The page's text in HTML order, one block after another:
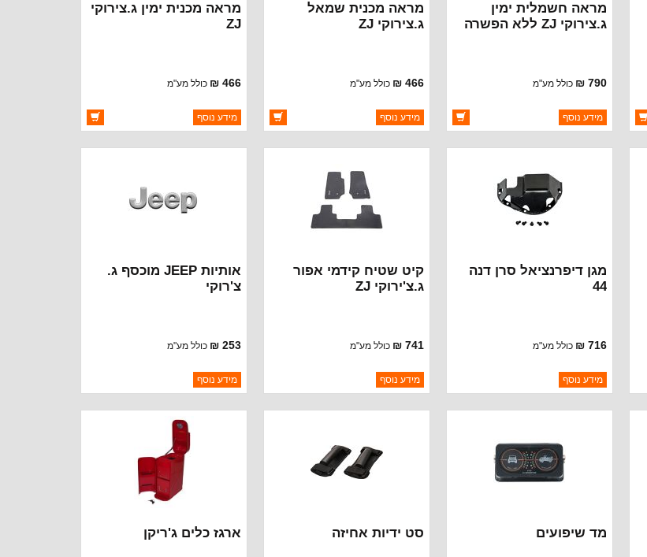
מראה חשמלית ימין
ג.צירוקי ZJ ללא הפשרה
790 ₪ כולל מע"מ
ברקוד: 4883020
יצרן:CROWN AUTOMOTIVE
מידע נוסף
מראה מכנית שמאל
ג.צירוקי ZJ
466 ₪ כולל מע"מ
ברקוד: 4883019
יצרן:CROWN AUTOMOTIVE
מידע נוסף
מראה מכנית ימין ג.צירוקי
ZJ
466 ₪ כולל מע"מ
ברקוד: 4883018
יצרן:CROWN AUTOMOTIVE
מידע נוסף
מגן דיפרנציאל סרן דנה
44
716 ₪ כולל מע"מ
ברקוד: BJ3810
יצרן:RUGGED RIDGE
תאריך הגעה
מידע נוסף
קיט שטיח קידמי אפור
ג.צ'ירוקי ZJ
741 ₪ כולל מע"מ
ברקוד: 82204346
יצרן:MOPAR CHRYSLER
תאריך הגעה
מידע נוסף
אותיות JEEP מוכסף ג.
צ'רוקי
253 ₪ כולל מע"מ
ברקוד: 5EM87SA1
יצרן:MOPAR CHRYSLER
תאריך הגעה
מידע נוסף
מד שיפועים סט ידיות אחיזה ארגז כלים ג'ריקן